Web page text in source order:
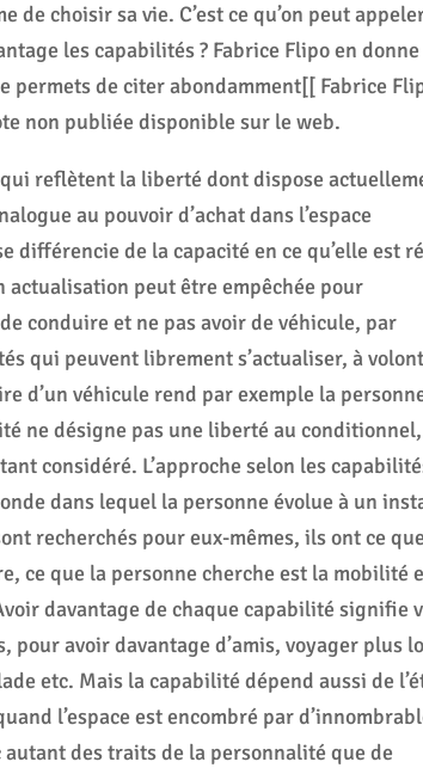
de choisir sa vie. C’est ce qu’on peut
les capabilités ? Fabrice Flipo en
permets de citer abondamment[[ Fabrice
non publiée disponible sur le web.
reflètent la liberté dont dispose
au pouvoir d’achat dans l’espace
différencie de la capacité en ce qu’elle est
actualisation peut être empêchée pour
conduire et ne pas avoir de véhicule, par
qui peuvent librement s’actualiser, à
d’un véhicule rend par exemple la
ne désigne pas une liberté au conditionnel,
considéré. L’approche selon les
dans lequel la personne évolue à un
recherchés pour eux-mêmes, ils ont ce que
ce que la personne cherche est la mobilité
davantage de chaque capabilité signifie
avoir davantage d’amis, voyager plus
etc. Mais la capabilité dépend aussi de
l’espace est encombré par
des traits de la personnalité que de